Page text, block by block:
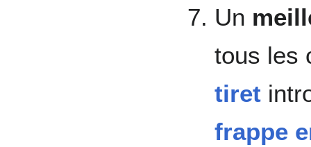
Un
tous les
tiret
frappe